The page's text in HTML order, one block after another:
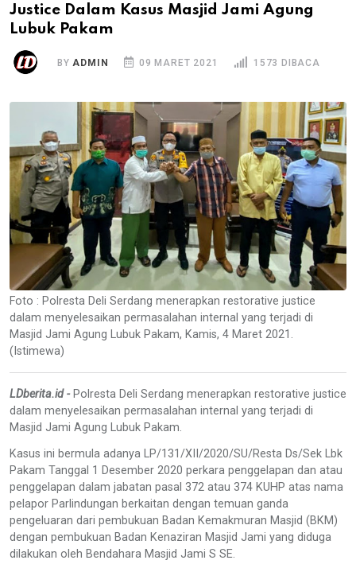
Justice Dalam Kasus Masjid Jami Agung
Lubuk Pakam
BY ADMIN 09 MARET 2021 1573 DIBACA
Foto : Polresta Deli Serdang menerapkan restorative justice
dalam menyelesaikan permasalahan internal yang terjadi di
Masjid Jami Agung Lubuk Pakam, Kamis, 4 Maret 2021.
(Istimewa)
LDberita.id -Polresta Deli Serdang menerapkan restorative justice
dalam menyelesaikan permasalahan internal yang terjadi di
Masjid Jami Agung Lubuk Pakam.
Kasus ini bermula adanya LP/131/XII/2020/SU/Resta Ds/Sek Lbk
Pakam Tanggal 1 Desember 2020 perkara penggelapan dan atau
penggelapan dalam jabatan pasal 372 atau 374 KUHP atas nama
pelapor Parlindungan berkaitan dengan temuan ganda
pengeluaran dari pembukuan Badan Kemakmuran Masjid (BKM)
dengan pembukuan Badan Kenaziran Masjid Jami yang diduga
dilakukan oleh Bendahara Masjid Jami S SE.